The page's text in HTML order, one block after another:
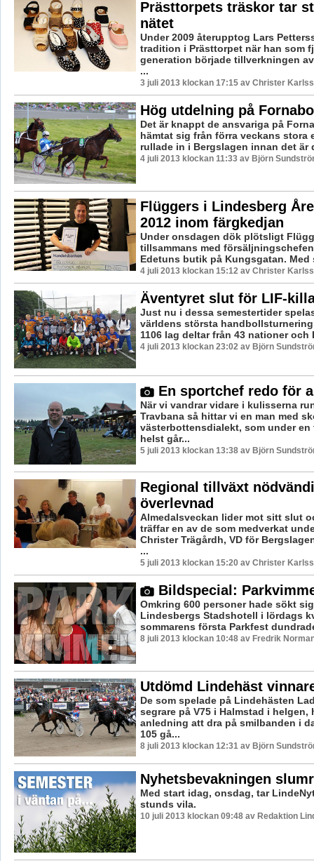
Prästtorpets träskor tar
nätet
Under 2009 återupptog Lars
tradition i Prästtorpet när han som
generation började tillverkningen
...
3 juli 2013 klockan 17:15 av Christer
Hög utdelning på
Det är knappt de ansvariga på
hämtat sig från förra veckans stora
rullade in i Bergslagen innan det är
4 juli 2013 klockan 11:33 av Björn
Flüggers i Lindesberg
2012 inom färgkedjan
Under onsdagen dök plötsligt
tillsammans med
Edetuns butik på Kungsgatan. Med
4 juli 2013 klockan 15:12 av Christer
Äventyret slut för LIF-
Just nu i dessa semestertider
världens största
1106 lag deltar från 43 nationer och
4 juli 2013 klockan 23:02 av Björn
En sportchef redo för
När vi vandrar vidare i kulisserna
Travbana så hittar vi en man med
västerbottensdialekt, som under
helst går...
5 juli 2013 klockan 13:38 av Björn
Regional tillväxt
överlevnad
Almedalsveckan lider mot sitt slut
träffar en av de som medverkat
Christer Trägårdh, VD för
...
5 juli 2013 klockan 15:20 av Christer
Bildspecial:
Omkring 600 personer hade sökt
Lindesbergs Stadshotell i lördags
sommarens första Parkfest
8 juli 2013 klockan 10:48 av Fredrik
Utdömd Lindehäst
De som spelade på Lindehästen
segrare på V75 i Halmstad i helgen,
anledning att dra på smilbanden i
105 gå...
8 juli 2013 klockan 12:31 av Björn
Nyhetsbevakningen
Med start idag, onsdag, tar
stunds vila.
10 juli 2013 klockan 09:48 av Redaktion